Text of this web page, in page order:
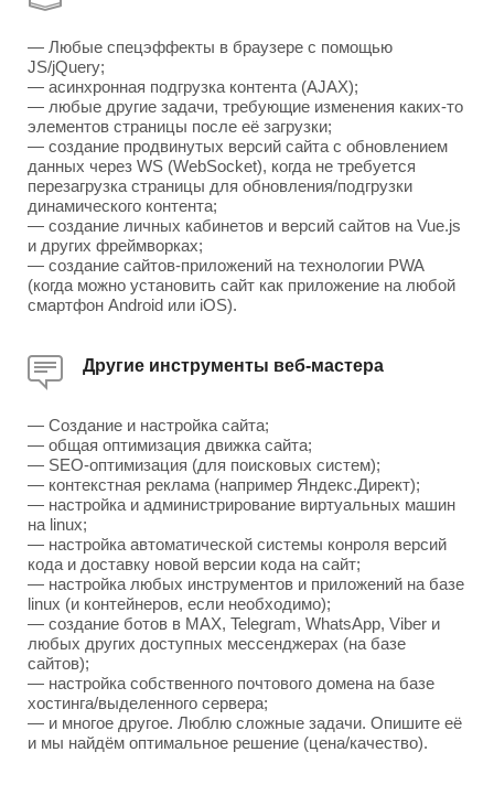
— Любые спецэффекты в браузере с помощью
JS/jQuery;
— асинхронная подгрузка контента (AJAX);
— любые другие задачи, требующие изменения каких-то
элементов страницы после её загрузки;
— создание продвинутых версий сайта с обновлением
данных через WS (WebSocket), когда не требуется
перезагрузка страницы для обновления/подгрузки
динамического контента;
— создание личных кабинетов и версий сайтов на Vue.js
и других фреймворках;
— создание сайтов-приложений на технологии PWA
(когда можно установить сайт как приложение на любой
смартфон Android или iOS).
Другие инструменты веб-мастера
— Создание и настройка сайта;
— общая оптимизация движка сайта;
— SEO-оптимизация (для поисковых систем);
— контекстная реклама (например Яндекс.Директ);
— настройка и администрирование виртуальных машин
на linux;
— настройка автоматической системы конроля версий
кода и доставку новой версии кода на сайт;
— настройка любых инструментов и приложений на базе
linux (и контейнеров, если необходимо);
— создание ботов в MAX, Telegram, WhatsApp, Viber и
любых других доступных мессенджерах (на базе
сайтов);
— настройка собственного почтового домена на базе
хостинга/выделенного сервера;
— и многое другое. Люблю сложные задачи. Опишите её
и мы найдём оптимальное решение (цена/качество).